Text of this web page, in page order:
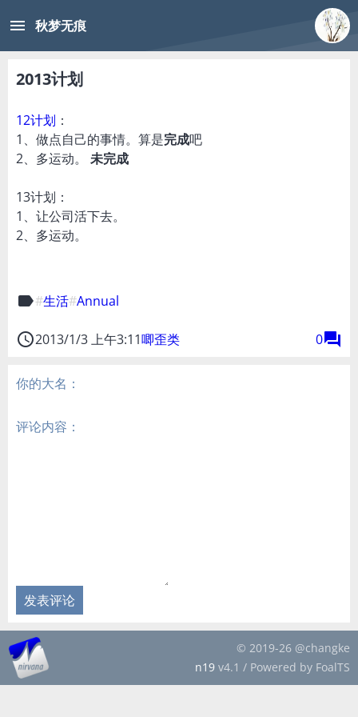
menu 秋梦无痕
2013计划
12计划 ：
1、做点自己的事情。算是完成吧
2、多运动。 未完成
13计划：
1、让公司活下去。
2、多运动。
label 生活 Annual
access_time2013/1/3 上午3:11唧歪类 0forum
你的大名：
评论内容：
发表评论
© 2019-26 @changke
n19 v4.1 / Powered by FoalTS